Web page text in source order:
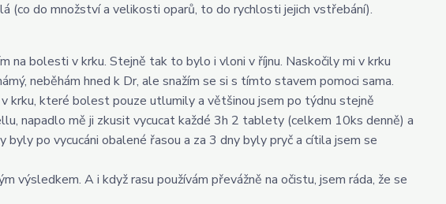
(co do množství a velikosti oparů, to do rychlosti jejich vstřebání).
na bolesti v krku. Stejně tak to bylo i vloni v říjnu. Naskočily mi v krku
neběhám hned k Dr, ale snažím se si s tímto stavem pomoci sama.
krku, které bolest pouze utlumily a většinou jsem po týdnu stejně
napadlo mě ji zkusit vycucat každé 3h 2 tablety (celkem 10ks denně) a
po vycucáni obalené řasou a za 3 dny byly pryč a cítila jsem se
výsledkem. A i když rasu používám převážně na očistu, jsem ráda, že se